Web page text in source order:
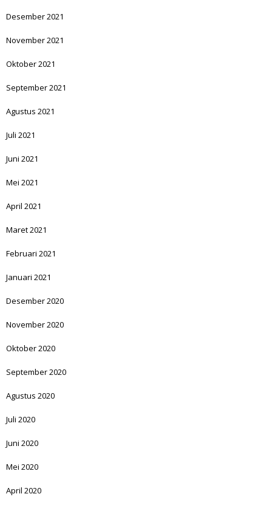
Desember 2021
November 2021
Oktober 2021
September 2021
Agustus 2021
Juli 2021
Juni 2021
Mei 2021
April 2021
Maret 2021
Februari 2021
Januari 2021
Desember 2020
November 2020
Oktober 2020
September 2020
Agustus 2020
Juli 2020
Juni 2020
Mei 2020
April 2020